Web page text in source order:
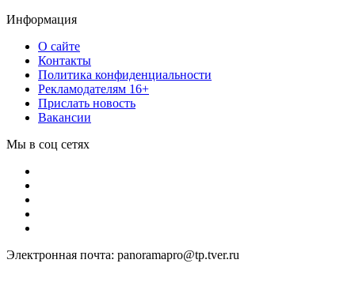
Информация
О сайте
Контакты
Политика конфиденциальности
Рекламодателям 16+
Прислать новость
Вакансии
Мы в соц сетях
Электронная почта: panoramapro@tp.tver.ru